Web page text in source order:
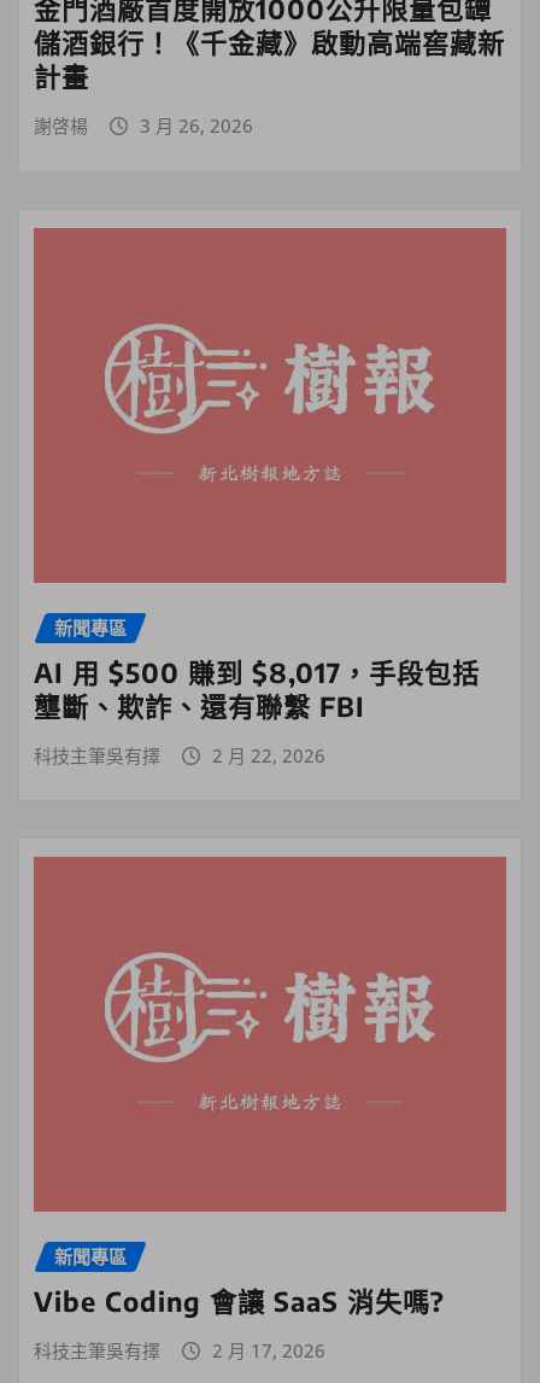
金門酒廠首度開放1000公升限量包罈
儲酒銀行！《千金藏》啟動高端窖藏新
計畫
謝啓楊 3 月 26, 2026
新聞專區
AI 用 $500 賺到 $8,017，手段包括
壟斷、欺詐、還有聯繫 FBI
科技主筆吳有擇 2 月 22, 2026
新聞專區
Vibe Coding 會讓 SaaS 消失嗎?
科技主筆吳有擇 2 月 17, 2026